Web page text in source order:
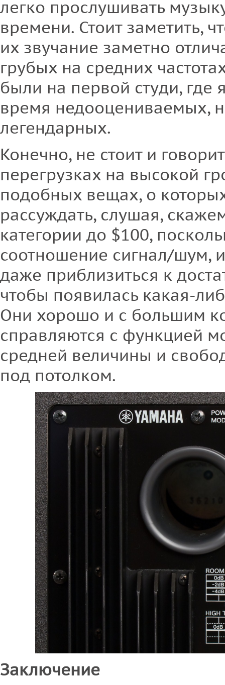
легко прослушивать
времени. Стоит заметить,
их звучание заметно
грубых на средних
были на первой студи, где
время недооцениваемых,
легендарных.
Конечно, не стоит и
перегрузках на высокой
подобных вещах, о
рассуждать, слушая,
категории до $100,
соотношение сигнал/шум,
даже приблизиться к
чтобы появилась какая-
Они хорошо и с большим
справляются с функцией
средней величины и
под потолком.
Заключение